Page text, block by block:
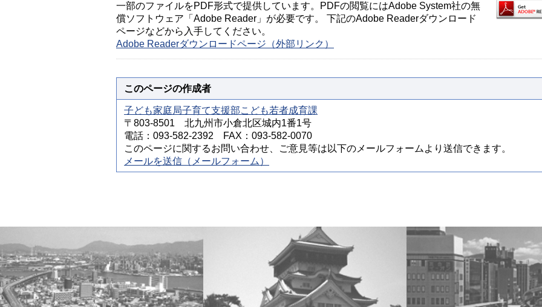
一部のファイルをPDF形式で提供しています。PDFの閲覧にはAdobe System社の無
償ソフトウェア「Adobe Reader」が必要です。 下記のAdobe Readerダウンロード
ページなどから入手してください。
Adobe Readerダウンロードページ（外部リンク）
このページの作成者
子ども家庭局子育て支援部こども若者成育課
〒803-8501 北九州市小倉北区城内1番1号
電話：093-582-2392 FAX：093-582-0070
このページに関するお問い合わせ、ご意見等は以下のメールフォームより送信できます。
メールを送信（メールフォーム）